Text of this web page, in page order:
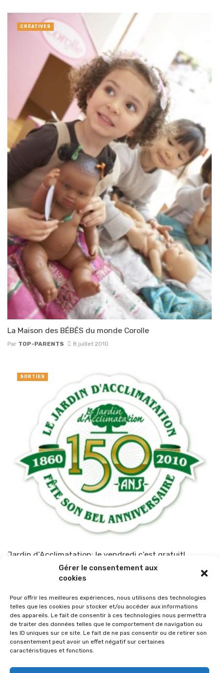
Gérer le consentement aux
cookies
Pour offrir les meilleures expériences, nous utilisons des technologies
telles que les cookies pour stocker et/ou accéder aux informations
des appareils. Le fait de consentir à ces technologies nous permettra
de traiter des données telles que le comportement de navigation ou
les ID uniques sur ce site. Le fait de ne pas consentir ou de retirer son
consentement peut avoir un effet négatif sur certaines
caractéristiques et fonctions.
La Maison des BÉBÉS du monde Corolle
Par TOP-PARENTS 8 juillet 2010
CRÉATIVES
Jardin d’Acclimatation: le vendredi c’est gratuit!
TOP-PARENTS 19 janvier 2010
SORTIES